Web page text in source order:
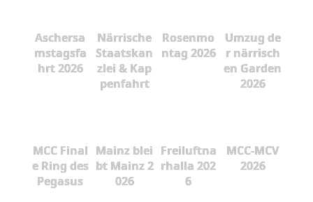
Aschersa
mstagsfa
hrt 2026
Närrische
Staatskan
zlei & Kap
penfahrt
Rosenmo
ntag 2026
Umzug de
r närrisch
en Garden
2026
MCC Final
e Ring des
Pegasus
Mainz blei
bt Mainz 2
026
Freiluftna
rhalla 202
6
MCC-MCV
2026